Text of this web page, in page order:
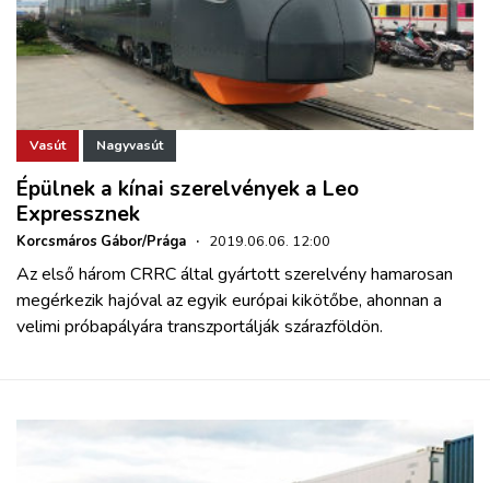
Vasút Nagyvasút
Épülnek a kínai szerelvények a Leo
Expressznek
Korcsmáros Gábor/Prága · 2019.06.06. 12:00
Az első három CRRC által gyártott szerelvény hamarosan
megérkezik hajóval az egyik európai kikötőbe, ahonnan a
velimi próbapályára transzportálják szárazföldön.